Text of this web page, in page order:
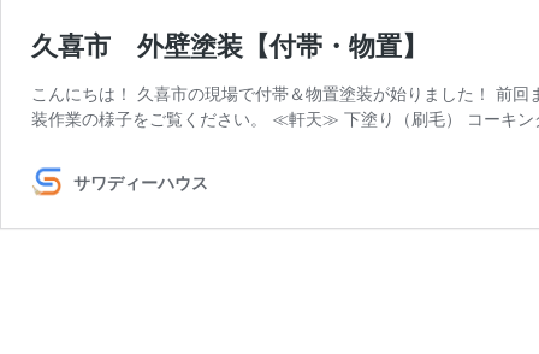
久喜市 外壁塗装【付帯・物置】
こんにちは！ 久喜市の現場で付帯＆物置塗装が始りました！
装作業の様子をご覧ください。 ≪軒天≫ 下塗り（刷毛） コーキ
サワディーハウス